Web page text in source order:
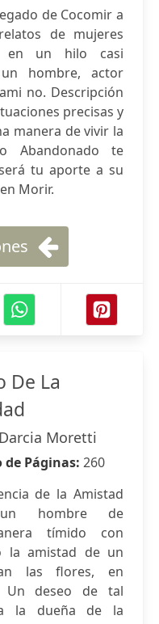
de Cocomir a
de mujeres
en un hilo casi
hombre, actor
no. Descripción
precisas y
manera de vivir la
Abandonado te
tu aporte a su
Morir.
De La
Darcia Moretti
de Páginas: 260
de la Amistad
hombre de
tímido con
la amistad de un
las flores, en
Un deseo de tal
a la dueña de la